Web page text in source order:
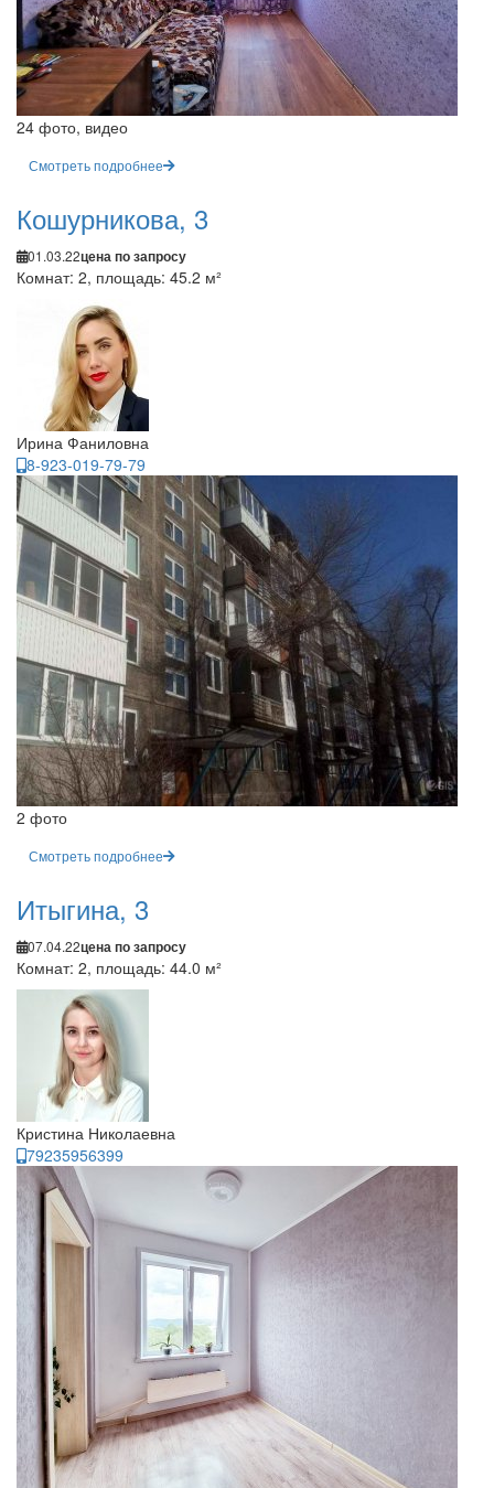
24 фото, видео
Смотреть подробнее
Кошурникова, 3
01.03.22цена по запросу
Комнат: 2, площадь: 45.2 м²
Ирина Фаниловна
8-923-019-79-79
2 фото
Смотреть подробнее
Итыгина, 3
07.04.22цена по запросу
Комнат: 2, площадь: 44.0 м²
Кристина Николаевна
79235956399